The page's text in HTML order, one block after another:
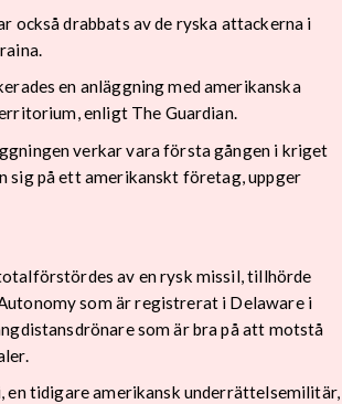
också drabbats av de ryska attackerna i
en anläggning med amerikanska
enligt The Guardian.
verkar vara första gången i kriget
sig på ett amerikanskt företag, uppger
av en rysk missil, tillhörde
som är registrerat i Delaware i
som är bra på att motstå
en tidigare amerikansk underrättelsemilitär,